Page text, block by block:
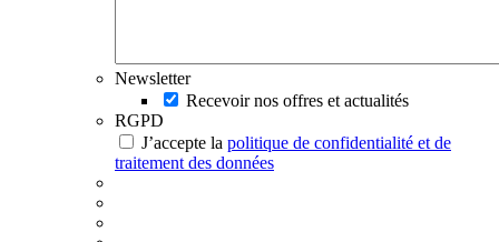
Newsletter
Recevoir nos offres et actualités
RGPD
J’accepte la politique de confidentialité et de
traitement des données